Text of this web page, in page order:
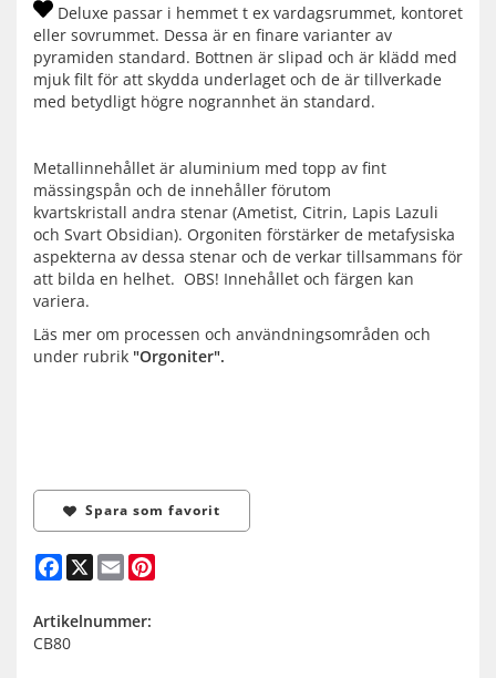
Deluxe passar i hemmet t ex vardagsrummet, kontoret
eller sovrummet. Dessa är en finare varianter av
pyramiden standard. Bottnen är slipad och är klädd med
mjuk filt för att skydda underlaget och de är tillverkade
med betydligt högre nogrannhet än standard.
Metallinnehållet är aluminium med topp av fint
mässingspån och de innehåller förutom
kvartskristall andra stenar (Ametist, Citrin, Lapis Lazuli
och Svart Obsidian). Orgoniten förstärker de metafysiska
aspekterna av dessa stenar och de verkar tillsammans för
att bilda en helhet. OBS! Innehållet och färgen kan
variera.
Läs mer om processen och användningsområden och
under rubrik "Orgoniter".
Spara som favorit
Facebook
X Email
Artikelnummer:
CB80